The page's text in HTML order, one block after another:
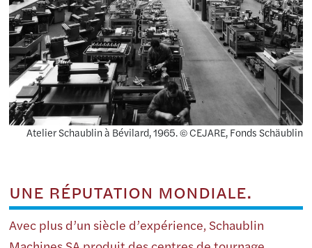
Atelier Schaublin à Bévilard, 1965. © CEJARE, Fonds Schäublin
UNE RÉPUTATION MONDIALE.
Avec plus d’un siècle d’expérience, Schaublin